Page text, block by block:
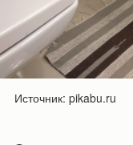
Источник: pikabu.ru